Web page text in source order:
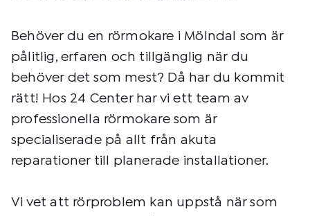
Behöver du en rörmokare i Mölndal som är
pålitlig, erfaren och tillgänglig när du
behöver det som mest? Då har du kommit
rätt! Hos 24 Center har vi ett team av
professionella rörmokare som är
specialiserade på allt från akuta
reparationer till planerade installationer.
Vi vet att rörproblem kan uppstå när som